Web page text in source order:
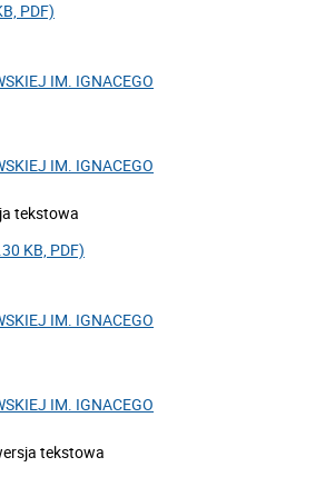
PDF)
IM. IGNACEGO
IM. IGNACEGO
tekstowa
KB, PDF)
IM. IGNACEGO
IM. IGNACEGO
tekstowa